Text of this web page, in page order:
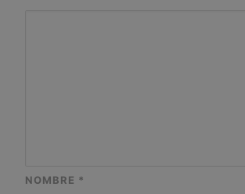
NOMBRE *